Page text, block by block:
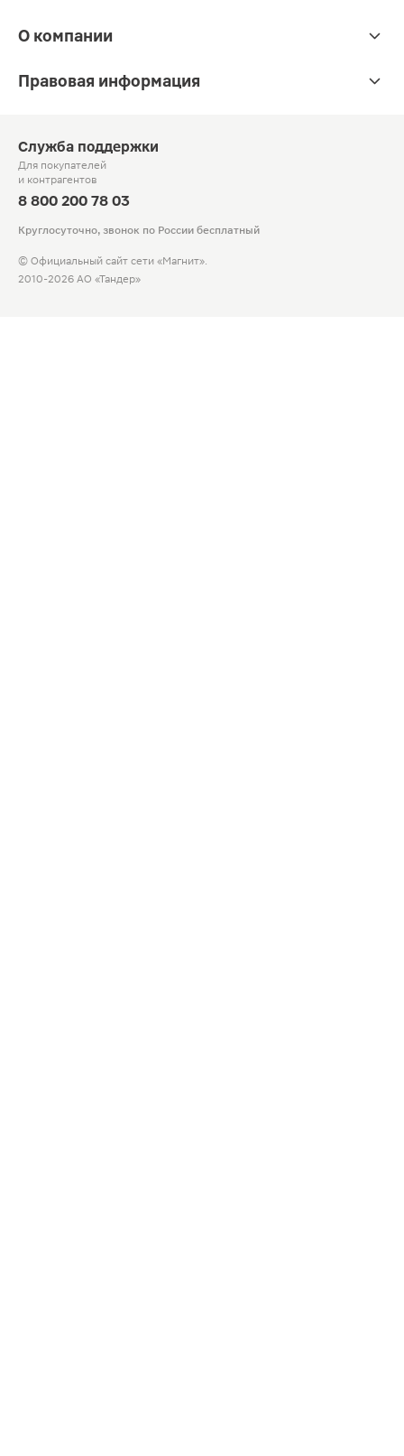
О компании
Правовая информация
Служба поддержки
Для покупателей
и контрагентов
8 800 200 78 03
Круглосуточно, звонок по России бесплатный
© Официальный сайт сети «Магнит».
2010-2026 АО «Тандер»